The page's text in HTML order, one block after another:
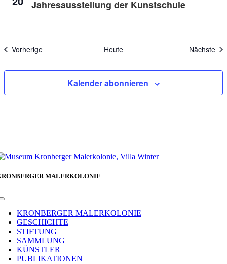
Jahresausstellung der Kunstschule
VorherigeVeranstaltungen Heute Nächste
Kalender abonnieren
MALERKOLONIE
Toggle
NavigationKRONBERGER MALERKOLONIE
GESCHICHTE
STIFTUNG
SAMMLUNG
KÜNSTLER
PUBLIKATIONEN